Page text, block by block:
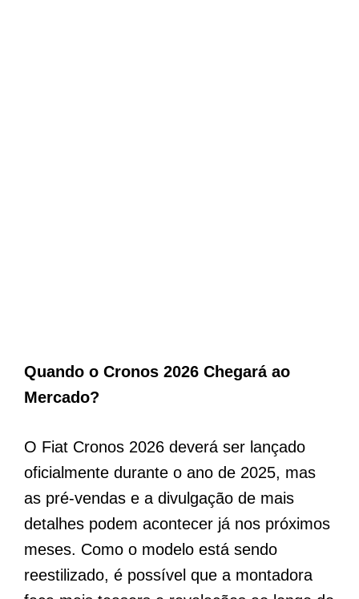
Quando o Cronos 2026 Chegará ao
Mercado?
O Fiat Cronos 2026 deverá ser lançado
oficialmente durante o ano de 2025, mas
as pré-vendas e a divulgação de mais
detalhes podem acontecer já nos próximos
meses. Como o modelo está sendo
reestilizado, é possível que a montadora